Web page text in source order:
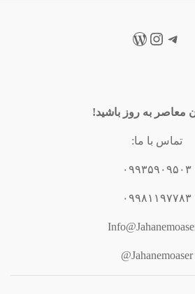
تلگرام
اینستاگرم
وردپرس
معاصر به روز باشید!
تماس با ما:
۰۹۹۳۵۹۰۹۵۰۳
۰۹۹۸۱۱۹۷۷۸۳
Jahanemoaser@